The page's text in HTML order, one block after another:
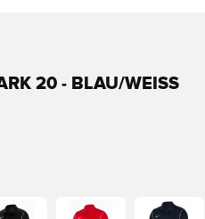
20 - BLAU/WEISS